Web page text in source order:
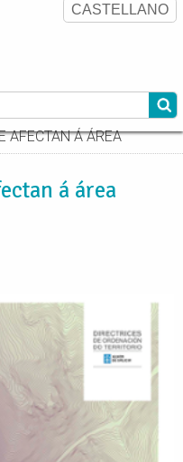
CASTELLANO
AFECTAN Á ÁREA
á área